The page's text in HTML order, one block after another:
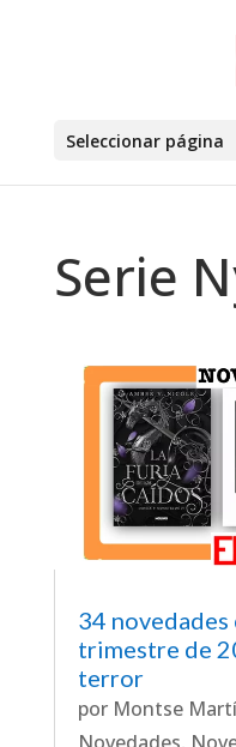
Seleccionar página
Serie
34
trimestre de
terror
por Montse